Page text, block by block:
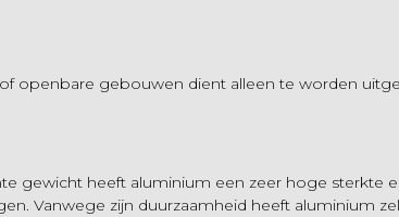
openbare gebouwen dient alleen te worden
gewicht heeft aluminium een zeer hoge sterkte
Vanwege zijn duurzaamheid heeft aluminium